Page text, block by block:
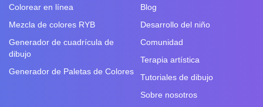
Colorear en línea
Mezcla de colores RYB
Generador de cuadrícula de
dibujo
Generador de Paletas de Colores
Blog
Desarrollo del niño
Comunidad
Terapia artística
Tutoriales de dibujo
Sobre nosotros